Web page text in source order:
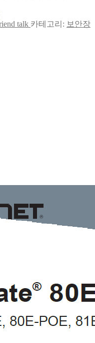
카테고리: 보안장